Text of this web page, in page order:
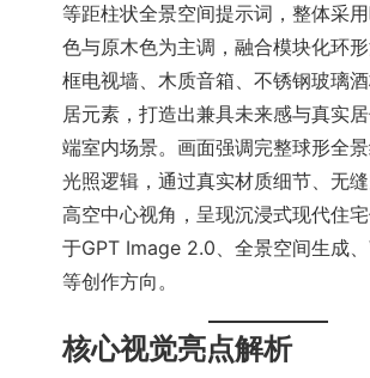
等距柱状全景空间提示词，整体采
色与原木色为主调，融合模块化环
框电视墙、木质音箱、不锈钢玻璃
居元素，打造出兼具未来感与真实
端室内场景。画面强调完整球形全
光照逻辑，通过真实材质细节、无
高空中心视角，呈现沉浸式现代住
于GPT Image 2.0、全景空间生成
等创作方向。
核心视觉亮点解析